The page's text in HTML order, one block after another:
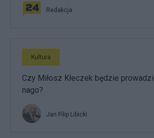
Redakcja
Kultura
Czy Miłosz Kłeczek będzie
nago?
Jan Filip Libicki